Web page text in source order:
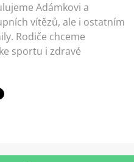
Adámkovi a
vítězů, ale i ostatním
Rodiče chceme
sportu i zdravé